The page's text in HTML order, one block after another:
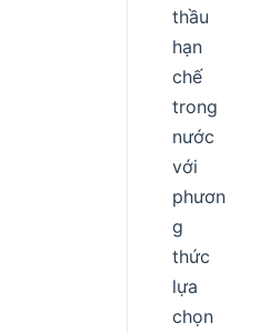
thầu
hạn
chế
trong
nước
với
phươn
g
thức
lựa
chọn